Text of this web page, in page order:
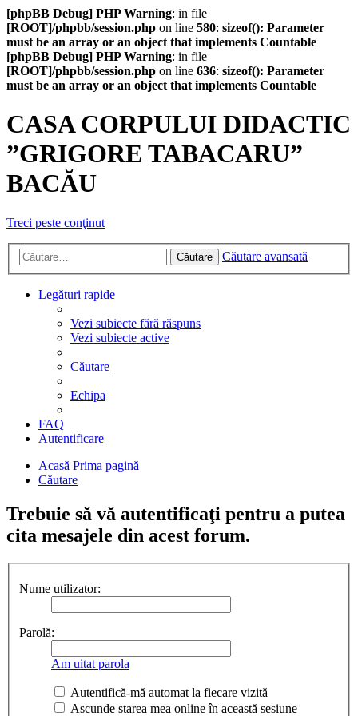
[phpBB Debug] PHP Warning: in file
[ROOT]/phpbb/session.php on line 580: sizeof(): Parameter
must be an array or an object that implements Countable
[phpBB Debug] PHP Warning: in file
[ROOT]/phpbb/session.php on line 636: sizeof(): Parameter
must be an array or an object that implements Countable
CASA CORPULUI DIDACTIC
”GRIGORE TABACARU”
BACĂU
Treci peste conţinut
Căutare Căutare avansată
Legături rapide
Vezi subiecte fără răspuns
Vezi subiecte active
Căutare
Echipa
FAQ
Autentificare
Acasă Prima pagină
Căutare
Trebuie să vă autentificaţi pentru a putea
cita mesajele din acest forum.
Nume utilizator:
Parolă:
Am uitat parola
Autentifică-mă automat la fiecare vizită
Ascunde starea mea online în această sesiune